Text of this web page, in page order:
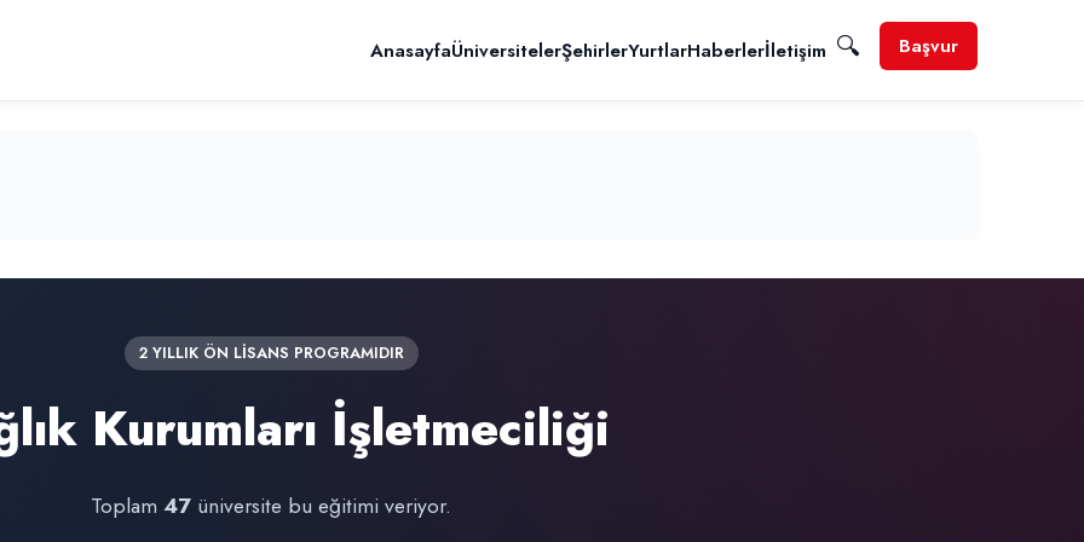
AnasayfaÜniversitelerŞehirlerYurtlarHaberlerİletişim 🔍 Başvur
2 YILLIK ÖN LİSANS PROGRAMIDIR
Kurumları İşletmeciliği
Toplam 47 üniversite bu eğitimi veriyor.